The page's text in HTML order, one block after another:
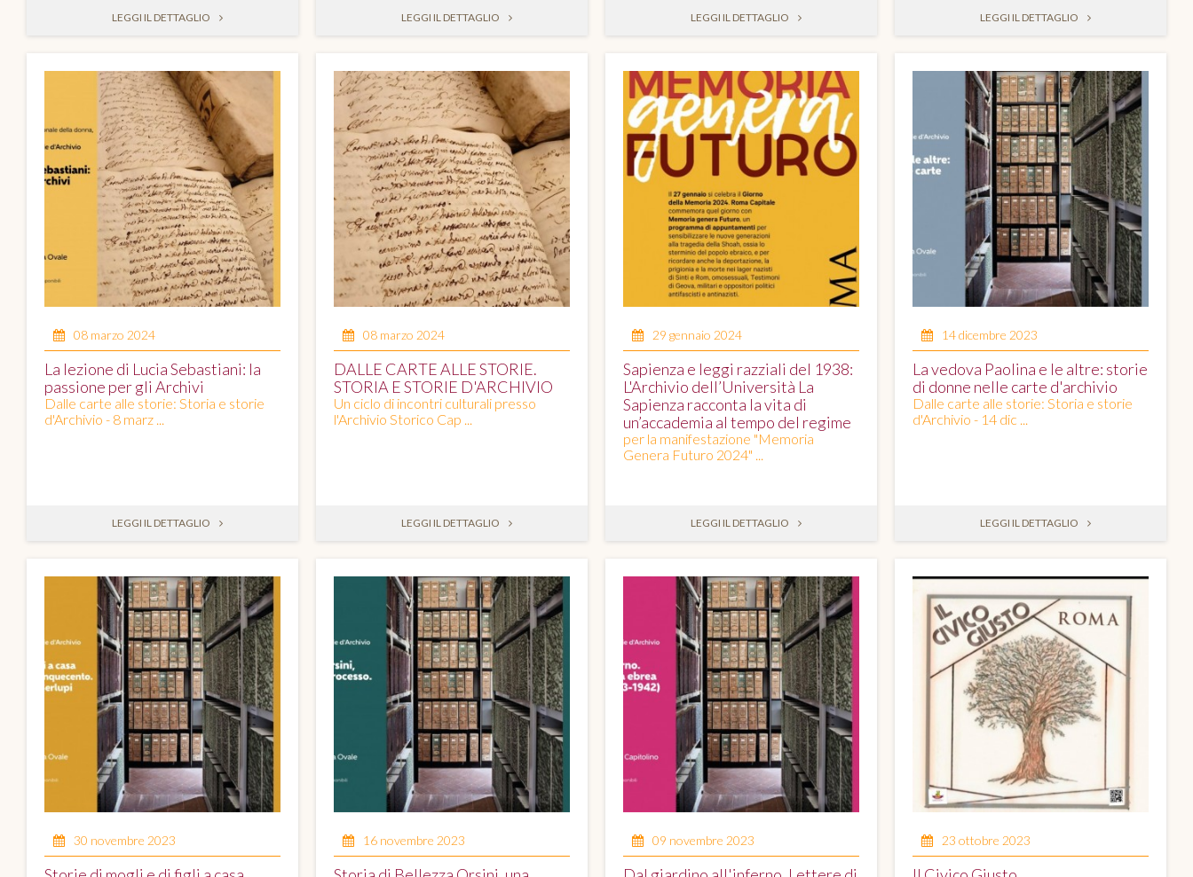
LEGGI IL DETTAGLIO LEGGI IL DETTAGLIO LEGGI IL DETTAGLIO LEGGI IL DETTAGLIO
08 marzo 2024
La lezione di Lucia Sebastiani: la
passione per gli Archivi
Dalle carte alle storie: Storia e storie
d'Archivio - 8 marz ...
LEGGI IL DETTAGLIO
08 marzo 2024
DALLE CARTE ALLE STORIE.
STORIA E STORIE D'ARCHIVIO
Un ciclo di incontri culturali presso
l'Archivio Storico Cap ...
LEGGI IL DETTAGLIO
29 gennaio 2024
Sapienza e leggi razziali del 1938:
L'Archivio dell’Università La
Sapienza racconta la vita di
un’accademia al tempo del regime
per la manifestazione "Memoria
Genera Futuro 2024" ...
LEGGI IL DETTAGLIO
14 dicembre 2023
La vedova Paolina e le altre: storie
di donne nelle carte d'archivio
Dalle carte alle storie: Storia e storie
d'Archivio - 14 dic ...
LEGGI IL DETTAGLIO
30 novembre 2023 16 novembre 2023 09 novembre 2023 23 ottobre 2023